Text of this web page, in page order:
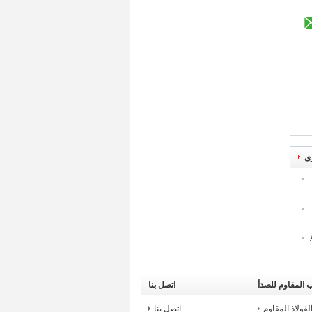
المقاوم للصدأ
من الفولاذ المقاوم
اتصل بنا
اتصل بنا